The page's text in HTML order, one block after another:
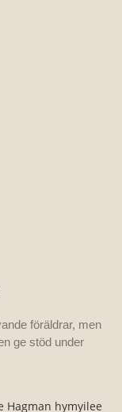
föräldrar, men
ge stöd under